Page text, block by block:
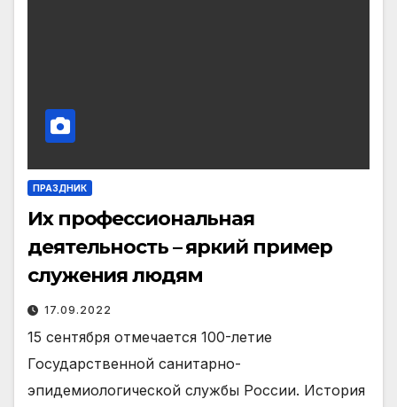
ПРАЗДНИК
Их профессиональная
деятельность – яркий пример
служения людям
17.09.2022
15 сентября отмечается 100-летие
Государственной санитарно-
эпидемиологической службы России. История